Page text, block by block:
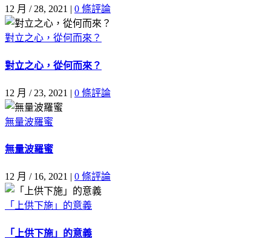
12 月 / 28, 2021 | 0 條評論
對立之心，從何而來？
對立之心，從何而來？
12 月 / 23, 2021 | 0 條評論
無量波羅蜜
無量波羅蜜
12 月 / 16, 2021 | 0 條評論
「上供下施」的意義
「上供下施」的意義